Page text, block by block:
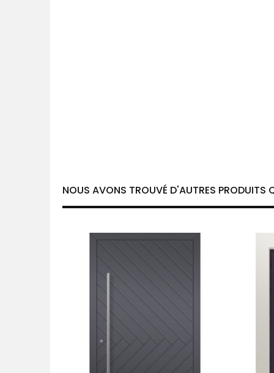
NOUS AVONS TROUVÉ D'AUTRES PRODUITS